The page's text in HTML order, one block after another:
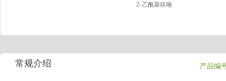
2-乙酰基呋喃
常规介绍 产品编